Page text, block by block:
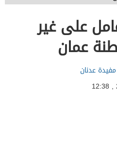
على غير
عمان
مفيدة عدنان